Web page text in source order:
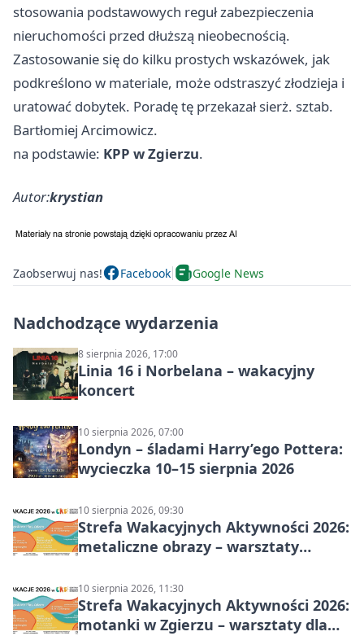
stosowania podstawowych reguł zabezpieczenia
nieruchomości przed dłuższą nieobecnością.
Zastosowanie się do kilku prostych wskazówek, jak
podkreślono w materiale, może odstraszyć złodzieja i
uratować dobytek. Poradę tę przekazał sierż. sztab.
Bartłomiej Arcimowicz.
na podstawie: KPP w Zgierzu.
Autor:krystian
Zaobserwuj nas! Facebook Google News
Nadchodzące wydarzenia
8 sierpnia 2026, 17:00
Linia 16 i Norbelana – wakacyjny
koncert
10 sierpnia 2026, 07:00
Londyn – śladami Harry’ego Pottera:
wycieczka 10–15 sierpnia 2026
10 sierpnia 2026, 09:30
Strefa Wakacyjnych Aktywności 2026:
metaliczne obrazy – warsztaty
10 sierpnia 2026, 11:30
Strefa Wakacyjnych Aktywności 2026:
motanki w Zgierzu – warsztaty dla